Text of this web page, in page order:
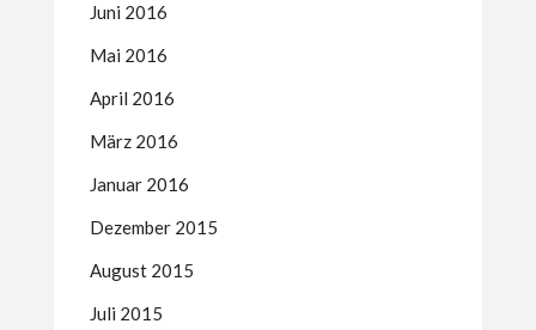
Juni 2016
Mai 2016
April 2016
März 2016
Januar 2016
Dezember 2015
August 2015
Juli 2015